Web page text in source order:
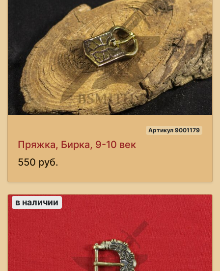
Артикул 9001179
Пряжка, Бирка, 9-10 век
550 руб.
в наличии